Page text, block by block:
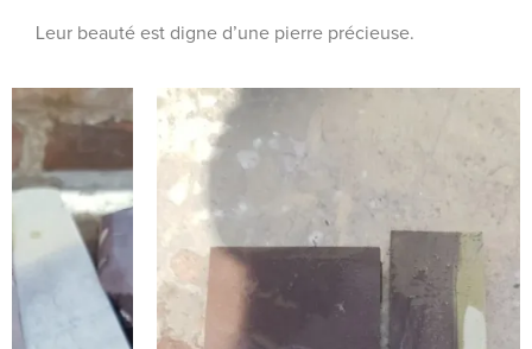
Leur beauté est digne d’une pierre précieuse.